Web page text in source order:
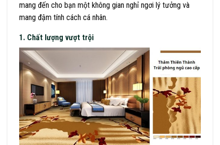
mang đến cho bạn một không gian nghỉ ngơi lý tưởng và
mang đậm tính cách cá nhân.
1. Chất lượng vượt trội